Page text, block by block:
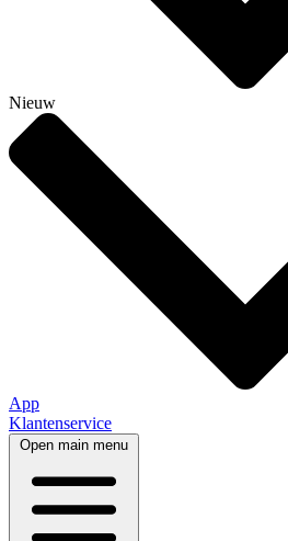
Nieuw
App
Klantenservice
Open main menu